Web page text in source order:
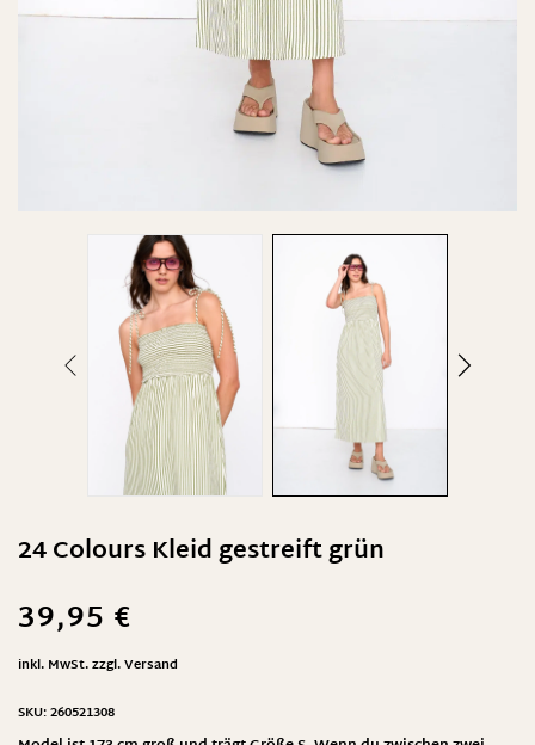
24 Colours Kleid gestreift grün
39,95 €
inkl. MwSt.zzgl.Versand
SKU:260521308